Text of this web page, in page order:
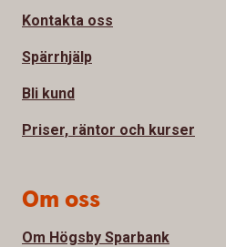
Kontakta oss
Spärrhjälp
Bli kund
Priser, räntor och kurser
Om oss
Om Högsby Sparbank